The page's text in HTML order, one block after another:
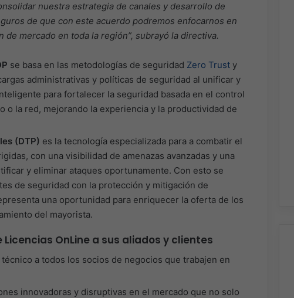
nuestra estrategia de canales y desarrollo de
de que con este acuerdo podremos enfocarnos en
mercado en toda la región”, subrayó la directiva.
se basa en las metodologías de seguridad Zero Trusty
administrativas y políticas de seguridad al unificar y
para fortalecer la seguridad basada en el control
o la red, mejorando la experiencia y la productividad de
(DTP) es la tecnología especializada para a combatir el
con una visibilidad de amenazas avanzadas y una
y eliminar ataques oportunamente. Con esto se
de seguridad con la protección y mitigación de
una oportunidad para enriquecer la oferta de los
del mayorista.
OnLine a sus aliados y clientes
a todos los socios de negocios que trabajen en
innovadoras y disruptivas en el mercado que no solo